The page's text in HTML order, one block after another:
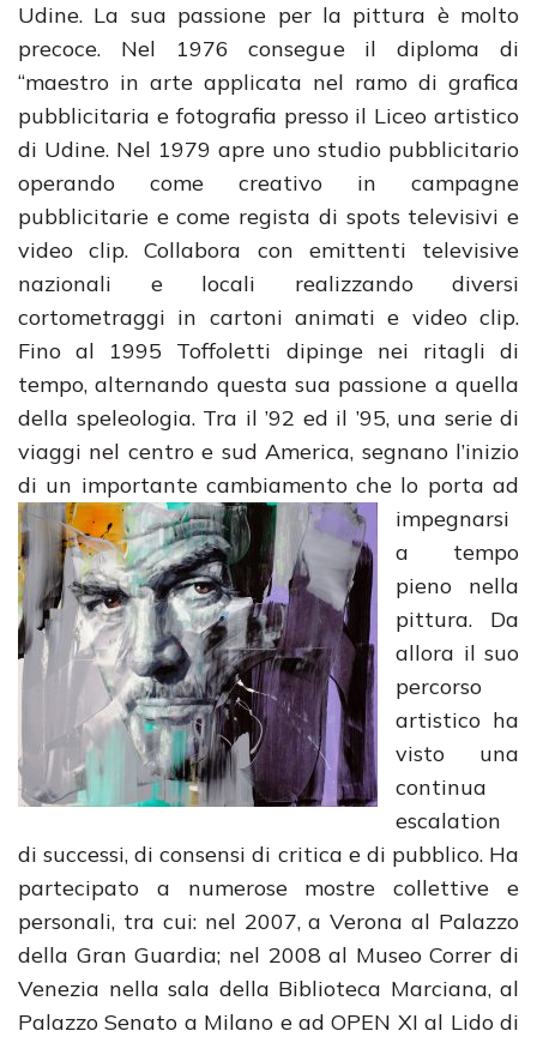
Udine. La sua passione per la pittura è molto
precoce. Nel 1976 consegue il diploma di
“maestro in arte applicata nel ramo di grafica
pubblicitaria e fotografia presso il Liceo artistico
di Udine. Nel 1979 apre uno studio pubblicitario
operando come creativo in campagne
pubblicitarie e come regista di spots televisivi e
video clip. Collabora con emittenti televisive
nazionali e locali realizzando diversi
cortometraggi in cartoni animati e video clip.
Fino al 1995 Toffoletti dipinge nei ritagli di
tempo, alternando questa sua passione a quella
della speleologia. Tra il ’92 ed il ’95, una serie di
viaggi nel centro e sud America, segnano l’inizio
di un importante cambiamento che lo porta ad
impegnarsi
a tempo
pieno nella
pittura. Da
allora il suo
percorso
artistico ha
visto una
continua
escalation
di successi, di consensi di critica e di pubblico. Ha
partecipato a numerose mostre collettive e
personali, tra cui: nel 2007, a Verona al Palazzo
della Gran Guardia; nel 2008 al Museo Correr di
Venezia nella sala della Biblioteca Marciana, al
Palazzo Senato a Milano e ad OPEN XI al Lido di